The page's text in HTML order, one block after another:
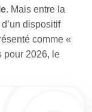
. Mais entre la
dispositif
comme «
pour 2026, le